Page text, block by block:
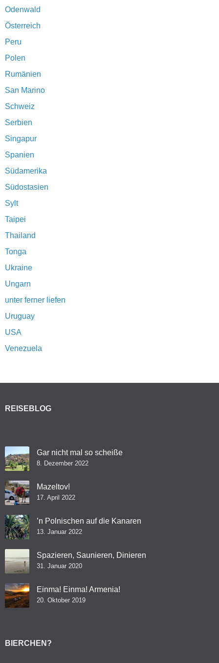
Odenwald
Österreich
Peru
Polen
Rumänien
San Marino
Schweiz
Serbien
Singapur
Spanien
Südamerika
Südostasien
Sylt
Taipei
Thailand
Tonga
Ukraine
Ungarn
unter ferner liefen
Uruguay
USA
Venezuela
REISEBLOG
Gar nicht mal so scheiße
8. Dezember 2022
Mazeltov!
17. April 2022
’n Polnischen auf die Kanaren
13. Januar 2022
Spazieren, Saunieren, Dinieren
31. Januar 2020
Einma! Einma! Armenia!
20. Oktober 2019
BIERCHEN?